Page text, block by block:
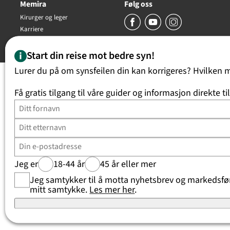
Memira
Kirurger og leger
Karriere
Følg oss
Copyright Memira AS 2026, all rights reserved
Start din reise mot bedre syn!
Lurer du på om synsfeilen din kan korrigeres? Hvilken
Få gratis tilgang til våre guider og informasjon direkte
Jeg er 18-44 år
45 år eller mer
Jeg samtykker til å motta nyhetsbrev og
mitt samtykke.Les mer her.